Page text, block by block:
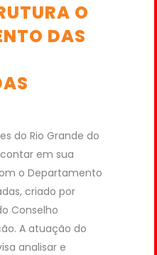
O
DAS
do Rio Grande do
contar em sua
o Departamento
criado por
Conselho
A atuação do
analisar e